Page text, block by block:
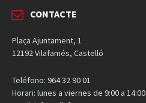
CONTACTE
Plaça Ajuntament, 1
12192 Vilafamés, Castelló
Teléfono: 964 32 90 01
Horari: lunes a viernes de 9:00 a 14:00